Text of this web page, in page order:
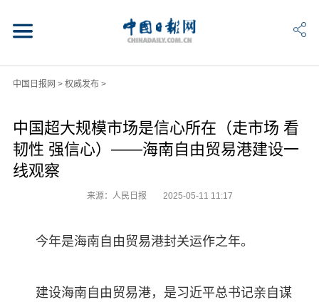
中国日报网 > 权威发布>
中国超大规模市场是信心所在（走市场 看
韧性 强信心）——海南自由贸易港建设一
线观察
来源：人民日报 2025-05-11 11:17
今年是海南自由贸易港封关运作之年。
建设海南自由贸易港，是习近平总书记亲自谋